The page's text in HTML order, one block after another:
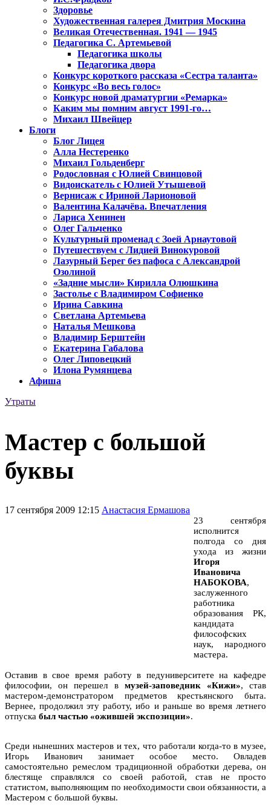
Здоровье
Художественная галерея Дмитрия Москина
Великая Отечественная. 1941 — 1945
Педагогика С. Артемьевой
Педагогика школы
Педагогика двора
Конкурс короткого рассказа «Сестра таланта»
Конкурс «Во весь голос»
Конкурс новой драматургии «Ремарка»
Каким мы помним август 1991-го…
Михаил Швейцер
Блоги
Блог Лицея
Алла Нестеренко
Михаил Гольденберг
Родословная с Юлией Свинцовой
Видоискатель с Юлией Утышевой
Вернисаж с Ириной Ларионовой
Валентина Калачёва. Впечатления
Лариса Хенинен
Олег Гальченко
Культурный променад с Зоей Арнаутовой
Путешествуем с Лидией Винокуровой
Лазурный Берег без пафоса с Александрой
Озолиной
«Задние мысли» Кирилла Олюшкина
Застолье с Владимиром Софиенко
Ирина Савкина
Светлана Артемьева
Наталья Мешкова
Владимир Берштейн
Екатерина Габалова
Олег Липовецкий
Илона Румянцева
Афиша
Утраты
Мастер с большой
буквы
17 сентября 2009 12:15 Анастасия Ермашова
23 сентября
исполнится
полгода со дня
ухода из жизни
Игоря
Ивановича
НАБОКОВА,
заслуженного
работника
образования РК,
кандидата
философских
наук, народного
мастера.
Оставив в свое время работу в педуниверситете на кафедре
философии, он перешел в музей-заповедник «Кижи», став
мастером-демонстратором предметов крестьянского быта.
Вернее, продолжил эту работу, ибо и раньше во время летнего
отпуска был частью «ожившей экспозиции».
Среди нынешних мастеров и тех, что работали когда-то в музее,
Игорь Иванович занимает особое место. Овладев
самостоятельно ремеслом традиционной обработки дерева, он
блестяще справлялся со своей работой, став не просто
статистом, выполняющим по необходимости свои обязанности, а
Мастером с большой буквы.